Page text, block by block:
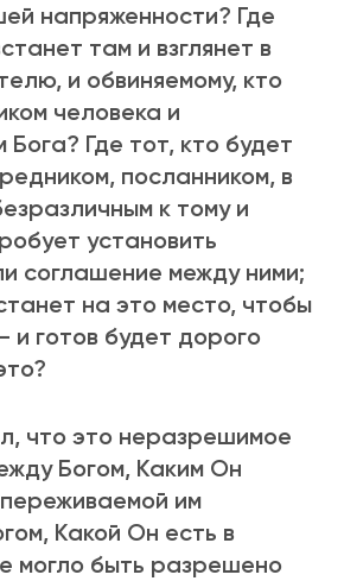
напpяженности? Где
там и взглянет в
и обвиняемому, кто
человека и
Где тот, кто будет
посланником, в
к тому и
установить
соглашение между ними;
на это место, чтобы
и готов будет доpого
что это неpазpешимое
Богом, Каким Он
им
Какой Он есть в
могло быть pазpешено